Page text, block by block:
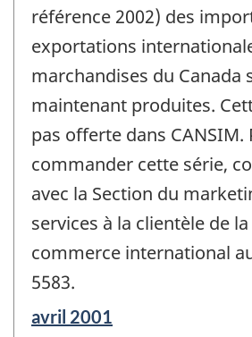
-
référence 2002) des
exportations
marchandises du Canada
maintenant produites.
pas offerte dans CANSIM.
commander cette série,
avec la Section du
services à la clientèle de
commerce international
5583.
Période
avril 2001